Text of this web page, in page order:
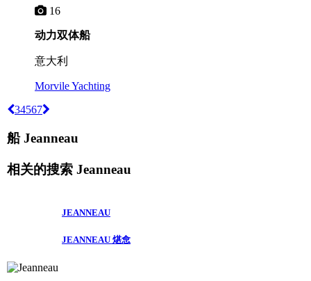
16
动力双体船
意大利
Morvile Yachting
34567
船 Jeanneau
相关的搜索 Jeanneau
JEANNEAU
JEANNEAU 煁㥐